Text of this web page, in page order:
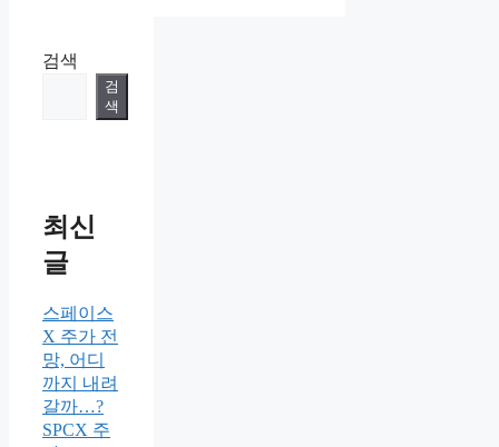
검색
검
색
최신
글
스페이스
X 주가 전
망, 어디
까지 내려
갈까…?
SPCX 주